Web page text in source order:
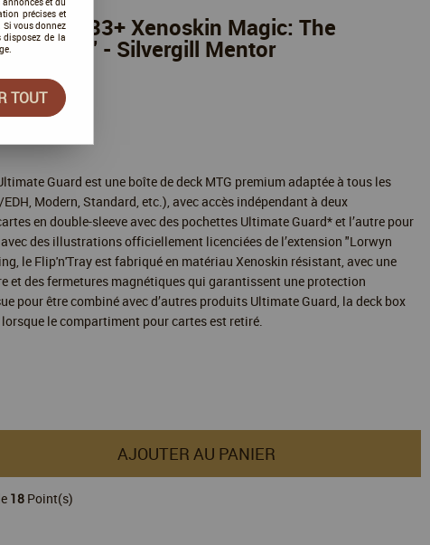
133+ Xenoskin Magic: The
Eclipsed" - Silvergill Mentor
avis !
Guard est une boîte de deck MTG premium adaptée à tous les
Modern, Standard, etc.), avec accès indépendant à deux
en double-sleeve avec des pochettes Ultimate Guard* et l’autre pour
des illustrations officiellement licenciées de l’extension "Lorwyn
le Flip'n'Tray est fabriqué en matériau Xenoskin résistant, avec une
et des fermetures magnétiques qui garantissent une protection
pour être combiné avec d’autres produits Ultimate Guard, la deck box
le compartiment pour cartes est retiré.
AJOUTER AU PANIER
18 Point(s)
précises et
vous donnez
disposez de la
TOUT